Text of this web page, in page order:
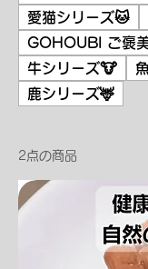
愛猫シリーズ🐱
GOHOUBI ご褒
牛シリーズ🐮
鹿シリーズ🦌
2点の商品